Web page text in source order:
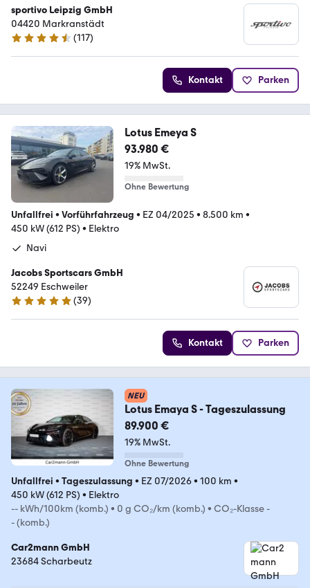
sportivo Leipzig GmbH
04420 Markranstädt
4.6 Sterne
(117)
Kontakt Parken
Lotus Emeya S
93.980 €
19% MwSt.
Ohne Bewertung
Unfallfrei • Vorführfahrzeug • EZ 04/2025 • 8.500 km •
450 kW (612 PS) • Elektro
Navi
Jacobs Sportscars GmbH
52249 Eschweiler
4.8 Sterne
(39)
Kontakt Parken
NEU
Lotus Emaya S - Tageszulassung
89.900 €
19% MwSt.
Ohne Bewertung
Unfallfrei • Tageszulassung • EZ 07/2026• 100 km •
450 kW (612 PS) • Elektro
-- kWh/100km (komb.) • 0 g CO₂/km (komb.) • CO₂-Klasse -
- (komb.)
Car2mann GmbH
23684 Scharbeutz